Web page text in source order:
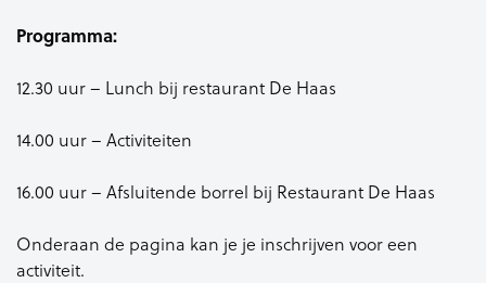
Programma:
12.30 uur – Lunch bij restaurant De Haas
14.00 uur – Activiteiten
16.00 uur – Afsluitende borrel bij Restaurant De Haas
Onderaan de pagina kan je je inschrijven voor een
activiteit.